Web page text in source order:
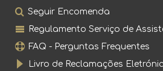
Seguir Encomenda
Regulamento Serviço de
FAQ - Perguntas Frequentes
Livro de Reclamações